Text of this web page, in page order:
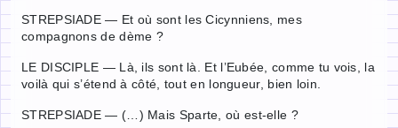
STREPSIADE — Et où sont les Cicynniens, mes
compagnons de dème ?
LE DISCIPLE — Là, ils sont là. Et l’Eubée, comme tu vois, la
voilà qui s’étend à côté, tout en longueur, bien loin.
STREPSIADE — (…) Mais Sparte, où est-elle ?